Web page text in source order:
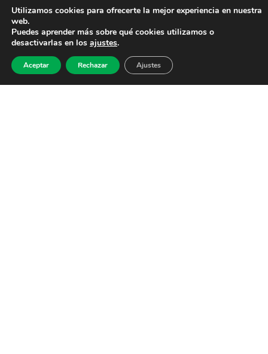
Utilizamos cookies para ofrecerte la mejor experiencia en nuestra
web.
Puedes aprender más sobre qué cookies utilizamos o
desactivarlas en los ajustes.
Aceptar Rechazar Ajustes